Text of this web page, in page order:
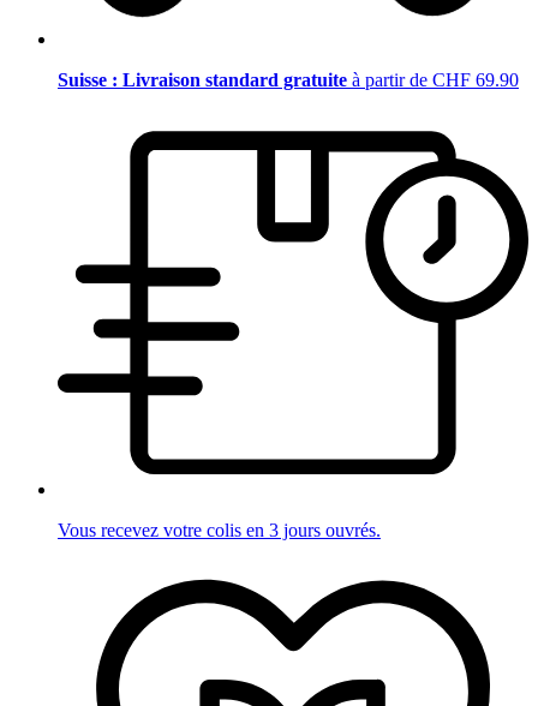
Suisse : Livraison standard gratuite à partir de CHF 69.90
Vous recevez votre colis en 3 jours ouvrés.